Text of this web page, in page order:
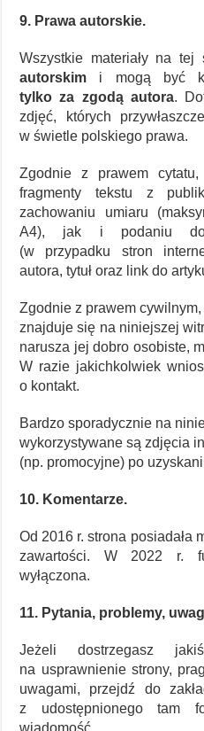
9. Prawa autorskie.
Wszystkie materiały na tej
autorskim i mogą być
tylko za zgodą autora.
zdjęć, których
w świetle polskiego prawa.
Zgodnie z prawem
fragmenty tekstu z
zachowaniu umiaru
A4), jak i podaniu
(w przypadku stron
autora, tytuł oraz link do
Zgodnie z prawem
znajduje się na niniejszej
narusza jej dobro osobiste,
W razie jakichkolwiek
o kontakt.
Bardzo sporadycznie na
wykorzystywane są zdjęcia
(np. promocyjne) po
10. Komentarze.
Od 2016 r. strona posiadała
zawartości. W 2022 r.
wyłączona.
11. Pytania, problemy,
Jeżeli dostrzegasz
na usprawnienie strony,
uwagami, przejdź do
z udostępnionego tam